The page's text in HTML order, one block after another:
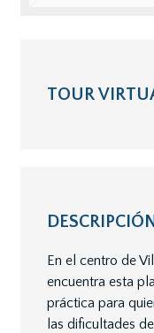
TOUR
DESCRIPCIÓN
En el centro de
encuentra esta
práctica para
las dificultades